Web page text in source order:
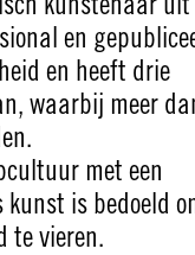
en
en heeft drie
waarbij meer
met een
is bedoeld
te vieren.